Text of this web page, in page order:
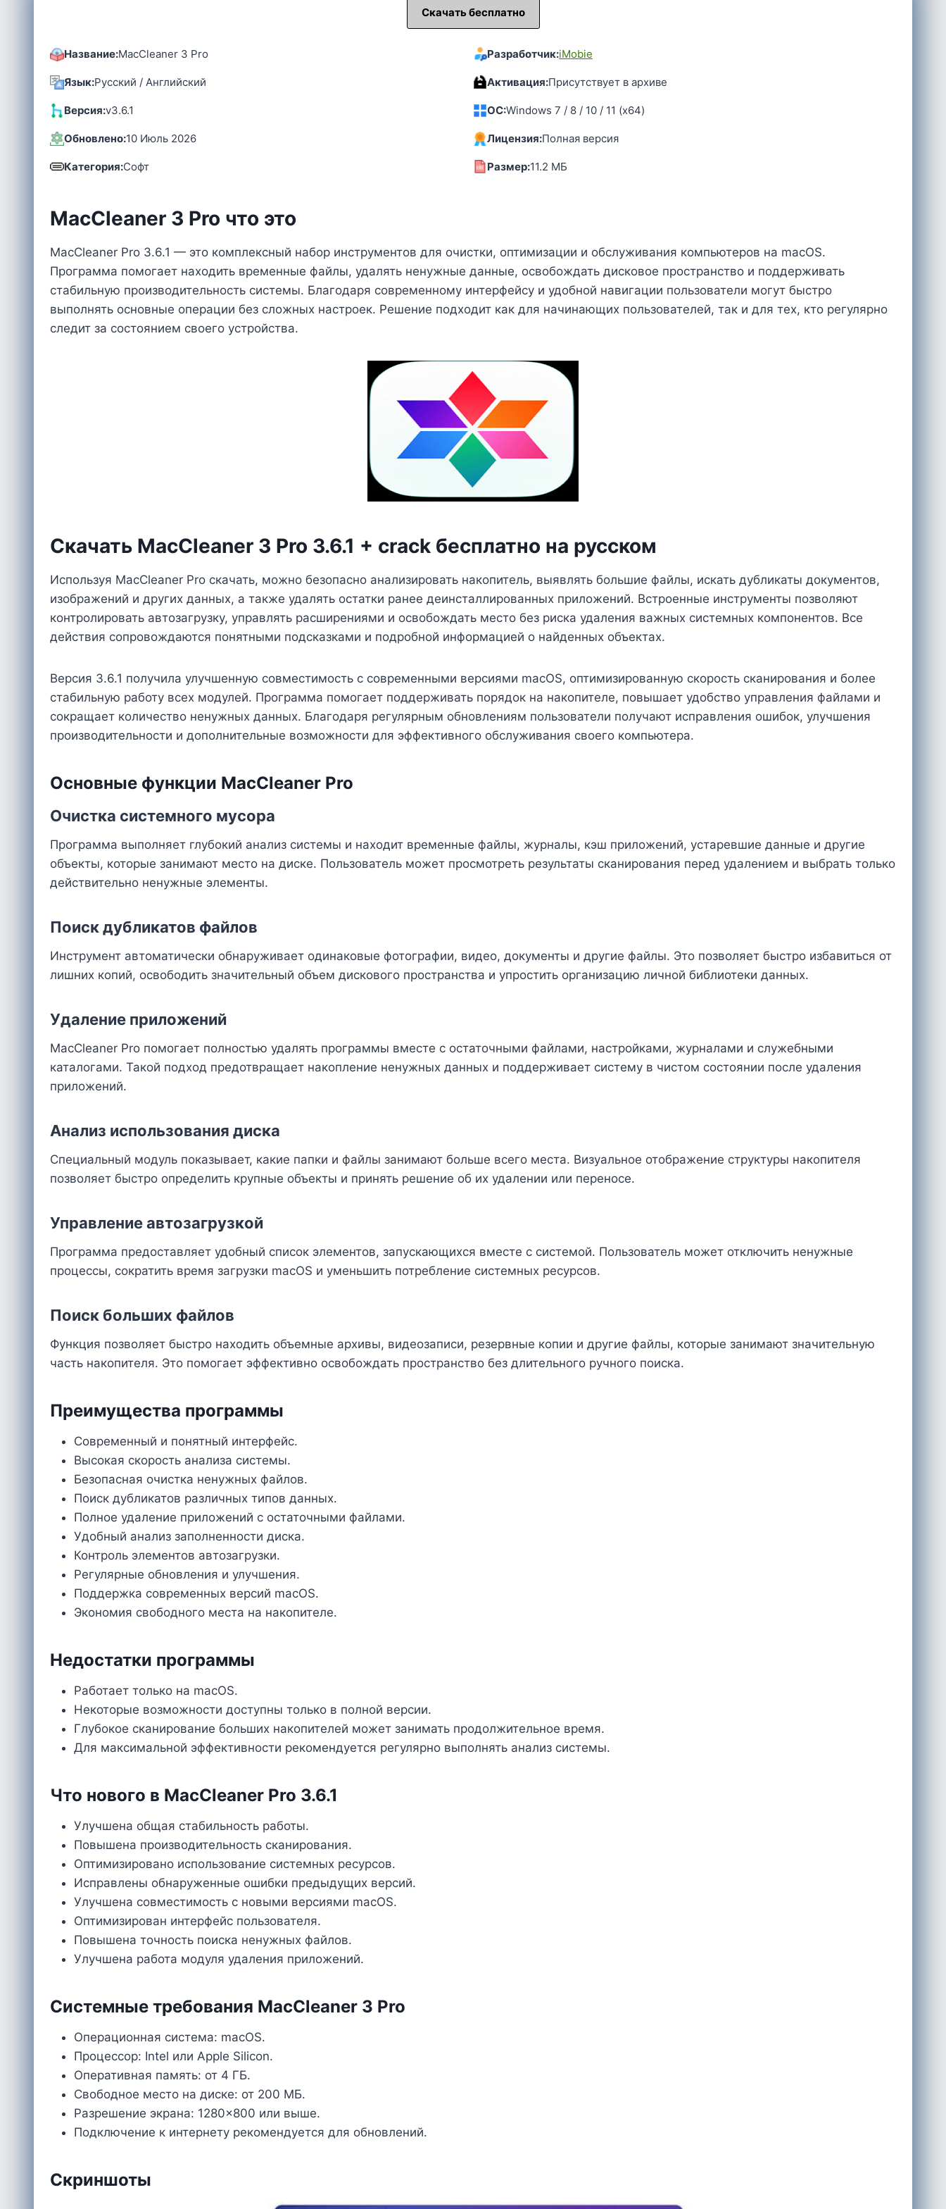
Скачать бесплатно
Название:MacCleaner 3 Pro Разработчик:iMobie
Язык:Русский / Английский Активация:Присутствует в архиве
Версия:v3.6.1 OC:Windows 7 / 8 / 10 / 11 (x64)
Обновлено:10 Июль 2026 Лицензия:Полная версия
Категория:Софт Размер:11.2 MБ
MacCleaner 3 Pro что это
MacCleaner Pro 3.6.1 — это комплексный набор инструментов для очистки, оптимизации и обслуживания компьютеров на macOS.
Программа помогает находить временные файлы, удалять ненужные данные, освобождать дисковое пространство и поддерживать
стабильную производительность системы. Благодаря современному интерфейсу и удобной навигации пользователи могут быстро
выполнять основные операции без сложных настроек. Решение подходит как для начинающих пользователей, так и для тех, кто регулярно
следит за состоянием своего устройства.
Скачать MacCleaner 3 Pro 3.6.1 + crack бесплатно на русском
Используя MacCleaner Pro скачать, можно безопасно анализировать накопитель, выявлять большие файлы, искать дубликаты документов,
изображений и других данных, а также удалять остатки ранее деинсталлированных приложений. Встроенные инструменты позволяют
контролировать автозагрузку, управлять расширениями и освобождать место без риска удаления важных системных компонентов. Все
действия сопровождаются понятными подсказками и подробной информацией о найденных объектах.
Версия 3.6.1 получила улучшенную совместимость с современными версиями macOS, оптимизированную скорость сканирования и более
стабильную работу всех модулей. Программа помогает поддерживать порядок на накопителе, повышает удобство управления файлами и
сокращает количество ненужных данных. Благодаря регулярным обновлениям пользователи получают исправления ошибок, улучшения
производительности и дополнительные возможности для эффективного обслуживания своего компьютера.
Основные функции MacCleaner Pro
Очистка системного мусора
Программа выполняет глубокий анализ системы и находит временные файлы, журналы, кэш приложений, устаревшие данные и другие
объекты, которые занимают место на диске. Пользователь может просмотреть результаты сканирования перед удалением и выбрать только
действительно ненужные элементы.
Поиск дубликатов файлов
Инструмент автоматически обнаруживает одинаковые фотографии, видео, документы и другие файлы. Это позволяет быстро избавиться от
лишних копий, освободить значительный объем дискового пространства и упростить организацию личной библиотеки данных.
Удаление приложений
MacCleaner Pro помогает полностью удалять программы вместе с остаточными файлами, настройками, журналами и служебными
каталогами. Такой подход предотвращает накопление ненужных данных и поддерживает систему в чистом состоянии после удаления
приложений.
Анализ использования диска
Специальный модуль показывает, какие папки и файлы занимают больше всего места. Визуальное отображение структуры накопителя
позволяет быстро определить крупные объекты и принять решение об их удалении или переносе.
Управление автозагрузкой
Программа предоставляет удобный список элементов, запускающихся вместе с системой. Пользователь может отключить ненужные
процессы, сократить время загрузки macOS и уменьшить потребление системных ресурсов.
Поиск больших файлов
Функция позволяет быстро находить объемные архивы, видеозаписи, резервные копии и другие файлы, которые занимают значительную
часть накопителя. Это помогает эффективно освобождать пространство без длительного ручного поиска.
Преимущества программы
Современный и понятный интерфейс.
Высокая скорость анализа системы.
Безопасная очистка ненужных файлов.
Поиск дубликатов различных типов данных.
Полное удаление приложений с остаточными файлами.
Удобный анализ заполненности диска.
Контроль элементов автозагрузки.
Регулярные обновления и улучшения.
Поддержка современных версий macOS.
Экономия свободного места на накопителе.
Недостатки программы
Работает только на macOS.
Некоторые возможности доступны только в полной версии.
Глубокое сканирование больших накопителей может занимать продолжительное время.
Для максимальной эффективности рекомендуется регулярно выполнять анализ системы.
Что нового в MacCleaner Pro 3.6.1
Улучшена общая стабильность работы.
Повышена производительность сканирования.
Оптимизировано использование системных ресурсов.
Исправлены обнаруженные ошибки предыдущих версий.
Улучшена совместимость с новыми версиями macOS.
Оптимизирован интерфейс пользователя.
Повышена точность поиска ненужных файлов.
Улучшена работа модуля удаления приложений.
Системные требования MacCleaner 3 Pro
Операционная система: macOS.
Процессор: Intel или Apple Silicon.
Оперативная память: от 4 ГБ.
Свободное место на диске: от 200 МБ.
Разрешение экрана: 1280×800 или выше.
Подключение к интернету рекомендуется для обновлений.
Скриншоты